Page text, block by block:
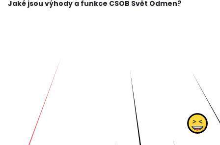
a zároveň umožňují klientům získávat atraktiv
Jaké jsou výhody a funkce CSOB Svět Odmen?